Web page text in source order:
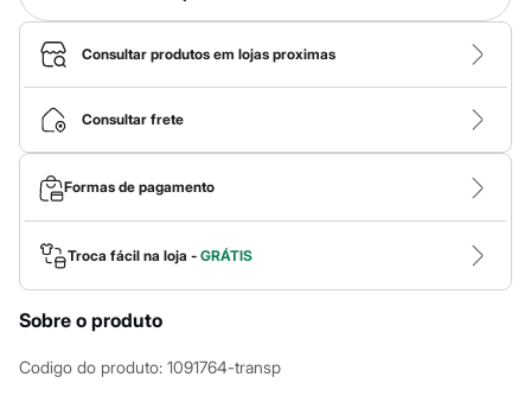
Calças
Casacos e Jaquetas
Jeans
Macacões
Saias
Shorts e Bermudas
Vestidos
Acessórios
Bolsas
Bonés e Chapéus
Cintos
Óculos
Relógios
Calçados
Chinelos
Rasteirinhas
Consultar produtos em lojas proximas
Consultar frete
Formas de pagamento
Troca fácil na loja - GRÁTIS
Sobre o produto
Codigo do produto: 1091764-transp